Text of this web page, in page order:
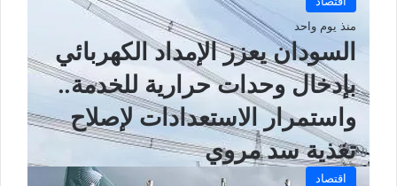
منذ يوم واحد
السودان يعزز الإمداد الكهربائي
بإدخال وحدات حرارية للخدمة..
واستمرار الاستعدادات لإصلاح
تغذية سد مروي
اقتصاد